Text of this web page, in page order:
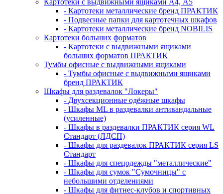
Картотеки с выдвижными ящиками А4, А5
- Картотеки металлические бренд ПРАКТИК
- Подвесные папки для картотечных шкафов
- Картотеки металлические бренд NOBILIS
Картотеки больших форматов
- Картотеки с выдвижными ящиками
больших форматов ПРАКТИК
Тумбы офисные с выдвижными ящиками
- Тумбы офисные с выдвижными ящиками
бренд ПРАКТИК
Шкафы для раздевалок "Локеры"
- Двухсекционные одёжные шкафы
- Шкафы ML в раздевалки антивандальные
(усиленные)
- Шкафы в раздевалки ПРАКТИК серия WL
Стандарт (ЛДСП)
- Шкафы для раздевалок ПРАКТИК серия LS
Стандарт
- Шкафы для спецодежды "металлические"
- Шкафы для сумок "Сумочницы" с
небольшими отделениями
- Шкафы для фитнес-клубов и спортивных